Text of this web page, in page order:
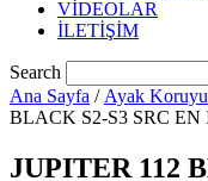
VİDEOLAR
İLETİŞİM
Search
Ana Sayfa / Ayak
BLACK S2-S3 SRC EN
JUPITER 112